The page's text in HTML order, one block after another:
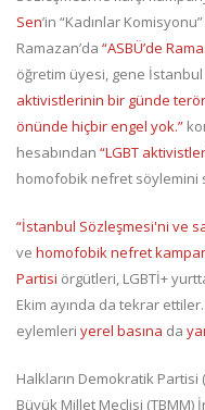
Sen’in “Kadınlar
Ramazan’da “ASBÜ’de
öğretim üyesi, gene
aktivistlerinin bir günde terör
önünde hiçbir engel yok.”
hesabından “LGBT
homofobik nefret söylemini
“İstanbul Sözleşmesi'ni ve
ve homofobik nefret
Partisi örgütleri, LGBTİ+
Ekim ayında da tekrar
eylemleri yerel basına da
Halkların Demokratik Partisi
Büyük Millet Meclisi (TBMM)